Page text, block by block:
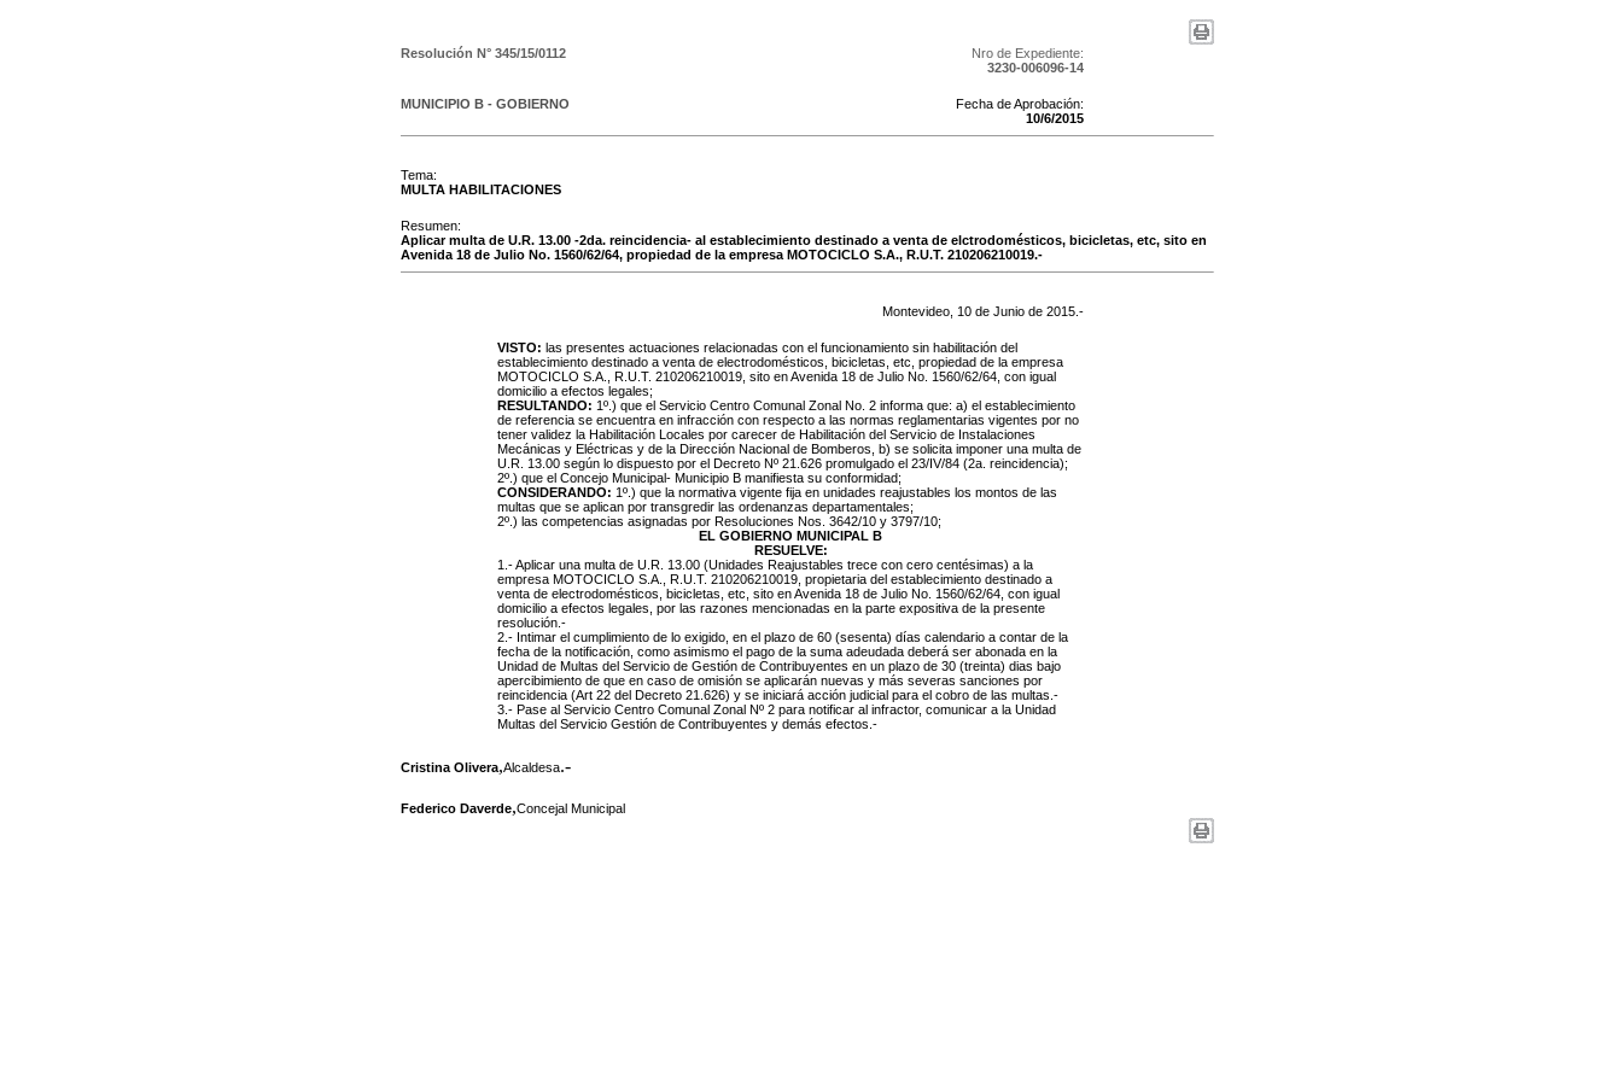
Resolución N° 345/15/0112
Nro de Expediente:
3230-006096-14
MUNICIPIO B - GOBIERNO
Fecha de Aprobación:
10/6/2015
Tema:
MULTA HABILITACIONES
Resumen:
Aplicar multa de U.R. 13.00 -2da. reincidencia- al establecimiento destinado a venta de elctrodomésticos, bicicletas, etc, sito en
Avenida 18 de Julio No. 1560/62/64, propiedad de la empresa MOTOCICLO S.A., R.U.T. 210206210019.-
Montevideo, 10 de Junio de 2015 .-
VISTO: las presentes actuaciones relacionadas con el funcionamiento sin habilitación del
establecimiento destinado a venta de electrodomésticos, bicicletas, etc, propiedad de la empresa
MOTOCICLO S.A., R.U.T. 210206210019, sito en Avenida 18 de Julio No. 1560/62/64, con igual
domicilio a efectos legales;
RESULTANDO: 1º.) que el Servicio Centro Comunal Zonal No. 2 informa que: a) el establecimiento
de referencia se encuentra en infracción con respecto a las normas reglamentarias vigentes por no
tener validez la Habilitación Locales por carecer de Habilitación del Servicio de Instalaciones
Mecánicas y Eléctricas y de la Dirección Nacional de Bomberos, b) se solicita imponer una multa de
U.R. 13.00 según lo dispuesto por el Decreto Nº 21.626 promulgado el 23/IV/84 (2a. reincidencia);
2º.) que el Concejo Municipal- Municipio B manifiesta su conformidad;
CONSIDERANDO: 1º.) que la normativa vigente fija en unidades reajustables los montos de las
multas que se aplican por transgredir las ordenanzas departamentales;
2º.) las competencias asignadas por Resoluciones Nos. 3642/10 y 3797/10;
EL GOBIERNO MUNICIPAL B
RESUELVE:
1.- Aplicar una multa de U.R. 13.00 (Unidades Reajustables trece con cero centésimas) a la
empresa MOTOCICLO S.A., R.U.T. 210206210019, propietaria del establecimiento destinado a
venta de electrodomésticos, bicicletas, etc, sito en Avenida 18 de Julio No. 1560/62/64, con igual
domicilio a efectos legales, por las razones mencionadas en la parte expositiva de la presente
resolución.-
2.- Intimar el cumplimiento de lo exigido, en el plazo de 60 (sesenta) días calendario a contar de la
fecha de la notificación, como asimismo el pago de la suma adeudada deberá ser abonada en la
Unidad de Multas del Servicio de Gestión de Contribuyentes en un plazo de 30 (treinta) dias bajo
apercibimiento de que en caso de omisión se aplicarán nuevas y más severas sanciones por
reincidencia (Art 22 del Decreto 21.626) y se iniciará acción judicial para el cobro de las multas.-
3.- Pase al Servicio Centro Comunal Zonal Nº 2 para notificar al infractor, comunicar a la Unidad
Multas del Servicio Gestión de Contribuyentes y demás efectos.-
Cristina Olivera,Alcaldesa.-
Federico Daverde,Concejal Municipal